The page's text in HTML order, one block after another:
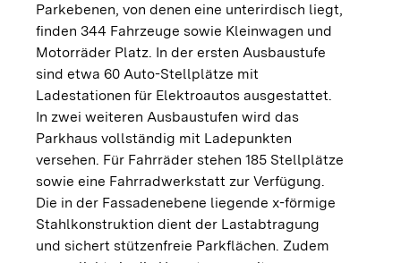
Parkebenen, von denen eine unterirdisch liegt,
finden 344 Fahrzeuge sowie Kleinwagen und
Motorräder Platz. In der ersten Ausbaustufe
sind etwa 60 Auto-Stellplätze mit
Ladestationen für Elektroautos ausgestattet.
In zwei weiteren Ausbaustufen wird das
Parkhaus vollständig mit Ladepunkten
versehen. Für Fahrräder stehen 185 Stellplätze
sowie eine Fahrradwerkstatt zur Verfügung.
Die in der Fassadenebene liegende x-förmige
Stahlkonstruktion dient der Lastabtragung
und sichert stützenfreie Parkflächen. Zudem